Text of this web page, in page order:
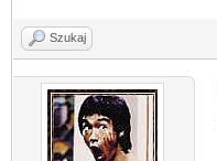
Szukaj